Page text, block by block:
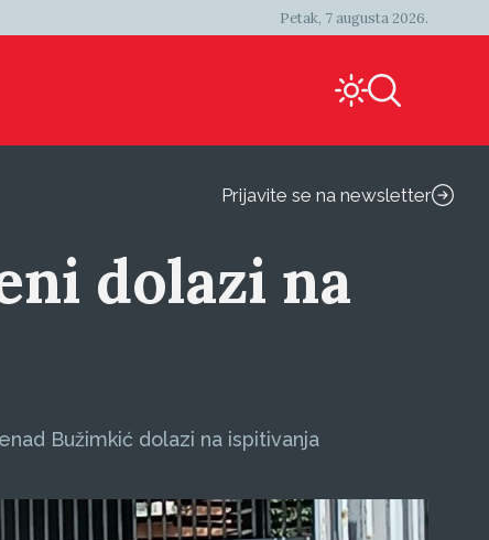
Petak, 7 augusta 2026.
Prijavite se na newsletter
dolazi na
Bužimkić dolazi na ispitivanja